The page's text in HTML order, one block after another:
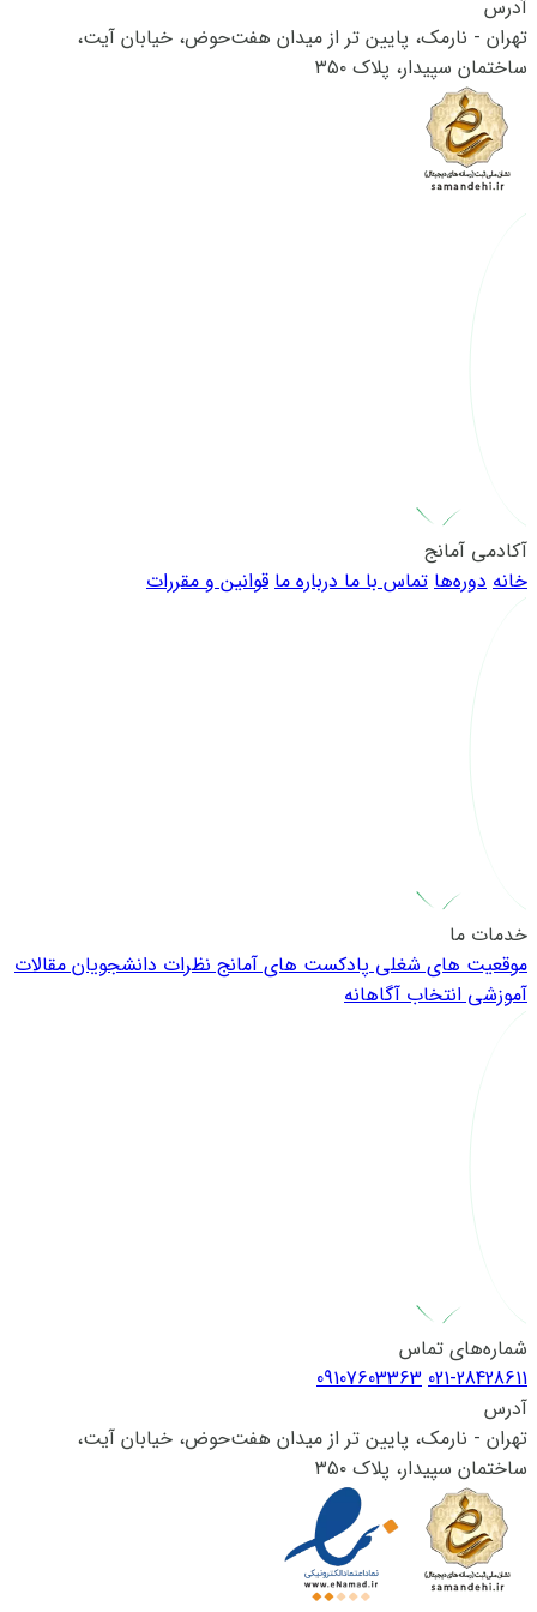
آدرس
تهران - نارمک، پایین تر از میدان هفت‌حوض، خیابان آیت،
ساختمان سپیدار، پلاک ۳۵۰
آکادمی آمانج
خانه دوره‌ها تماس با مادرباره ما قوانین و مقررات
خدمات ما
موقعیت های شغلیپادکست های آمانجنظرات دانشجویانمقالات
آموزشیانتخاب آگاهانه
شماره‌های تماس
021-28428611
09107603363
آدرس
تهران - نارمک، پایین تر از میدان هفت‌حوض، خیابان آیت،
ساختمان سپیدار، پلاک ۳۵۰